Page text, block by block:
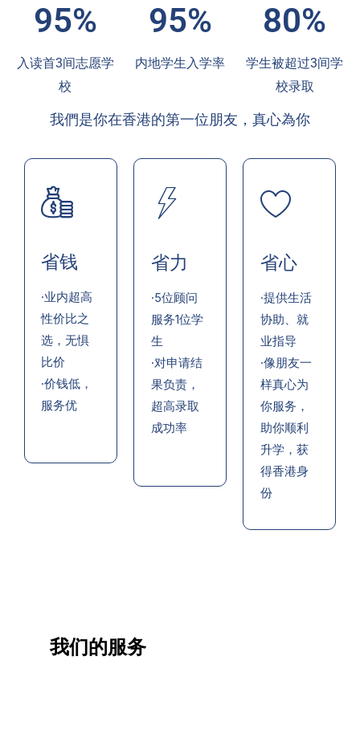
95%
入读首3间志愿学
校
95%
内地学生入学率
80%
学生被超过3间学
校录取
我們是你在香港的第一位朋友，真心為你
省钱
·业内超高
性价比之
选，无惧
比价
·价钱低，
服务优
省力
·5位顾问
服务1位学
生
·对申请结
果负责，
超高录取
成功率
省心
·提供生活
协助、就
业指导
·像朋友一
样真心为
你服务，
助你顺利
升学，获
得香港身
份
我们的服务